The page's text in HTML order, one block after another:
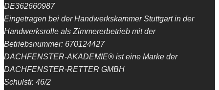
DE362660987
Eingetragen bei der Handwerkskammer Stuttgart in der
Handwerksrolle als Zimmererbetrieb mit der
Betriebsnummer: 670124427
DACHFENSTER-AKADEMIE® ist eine Marke der
DACHFENSTER-RETTER GMBH
Schulstr. 46/2